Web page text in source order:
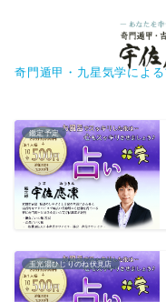
鑑定予定
玉光湯ひじりのね伏見店